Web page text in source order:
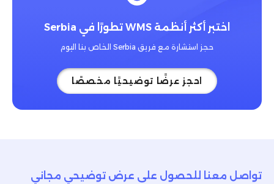
اختبر أكثر أنظمة WMS تطورًا في Serbia
حجز استشارة مع فريق Serbia الخاص بنا اليوم
احجز عرضًا توضيحيًا مخصصًا
تواصل معنا للحصول على عرض توضيحي مجاني